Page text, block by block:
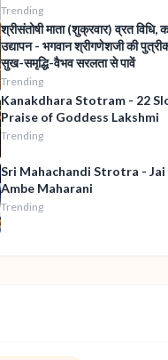
Trending
श्रीसंतोषी माता (शुक्रवार) व्रत विधि,
उद्यापन - भगवान श्रीगणेशजी की
सुख-समृद्धि-वैभव सरलता से पावें
Trending
Kanakdhara Stotram - 22
Praise of Goddess Lakshmi
Trending
Sri Mahachandi Strotra - Jai
Ambe Maharani
Trending